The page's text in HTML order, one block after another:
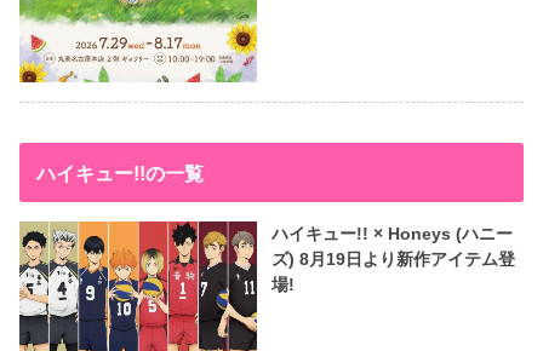
ハイキュー!!の一覧
ハイキュー!! × Honeys (ハニー
ズ) 8月19日より新作アイテム登
場!